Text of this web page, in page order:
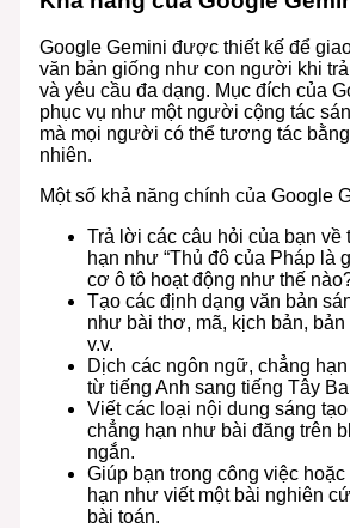
Google Gemini được thiết kế để
văn bản giống như con người khi
và yêu cầu đa dạng. Mục đích của
phục vụ như một người cộng tác
mà mọi người có thể tương tác
nhiên.
Một số khả năng chính của Google
Trả lời các câu hỏi của bạn về
hạn như “Thủ đô của Pháp là
cơ ô tô hoạt động như thế
Tạo các định dạng văn bản
như bài thơ, mã, kịch bản,
v.v.
Dịch các ngôn ngữ, chẳng
từ tiếng Anh sang tiếng Tây
Viết các loại nội dung sáng
chẳng hạn như bài đăng trên
ngắn.
Giúp bạn trong công việc hoặc
hạn như viết một bài nghiên
bài toán.